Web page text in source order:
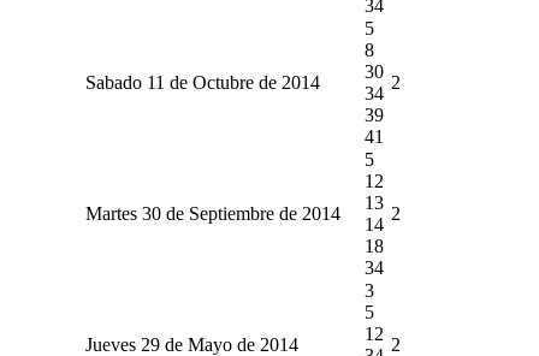
34
Sabado 11 de Octubre de 2014
5
8
30
34
39
41
2
Martes 30 de Septiembre de 2014
5
12
13
14
18
34
2
Jueves 29 de Mayo de 2014
3
5
12
2